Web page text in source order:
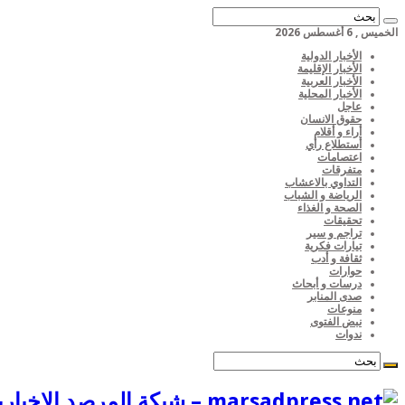
الخميس , 6 أغسطس 2026
الأخبار الدولية
الأخبار الإقليمة
الأخبار العربية
الأخبار المحلية
عاجل
حقوق الانسان
أراء و أقلام
أستطلاع رأي
اعتصامات
متفرقات
التداوي بالاعشاب
الرياضة و الشباب
الصحة و الغذاء
تحقيقات
تراجم و سير
تيارات فكرية
ثقافة و أدب
حوارات
درسات و أبحاث
صدى المنابر
منوعات
نبض الفتوى
ندوات